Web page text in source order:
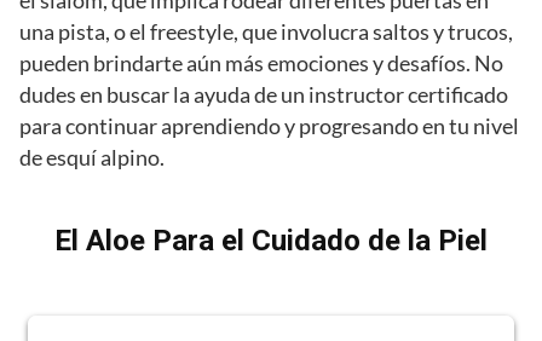
una pista, o el freestyle, que involucra saltos y trucos,
pueden brindarte aún más emociones y desafíos. No
dudes en buscar la ayuda de un instructor certificado
para continuar aprendiendo y progresando en tu nivel
de esquí alpino.
El Aloe Para el Cuidado de la Piel